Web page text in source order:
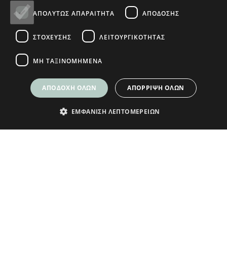
Ο ΛΟΓΑΡΙΑΣΜΟΣ ΜΟΥ
Ο Λογαριασμός μου
Τρόποι Παραγγελίας
Τρόποι Αποστολής
ΑΠΟΛΎΤΩΣ ΑΠΑΡΑΊΤΗΤΑ ΑΠΌΔΟΣΗΣ
ΣΤΌΧΕΥΣΗΣ ΛΕΙΤΟΥΡΓΙΚΌΤΗΤΑΣ
ΜΗ ΤΑΞΙΝΟΜΗΜΈΝΑ
ΑΠΟΔΟΧΉ ΌΛΩΝ ΑΠΌΡΡΙΨΗ ΌΛΩΝ
ΕΜΦΆΝΙΣΗ ΛΕΠΤΟΜΕΡΕΙΏΝ